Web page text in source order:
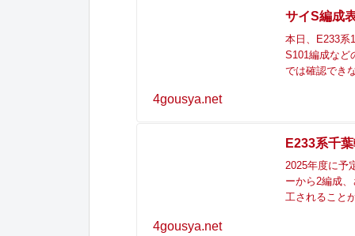
サイS編成
本日、E233系
S101編成など
では確認でき
4gousya.net
E233系千
2025年度に予
ーから2編成
工されること
4gousya.net